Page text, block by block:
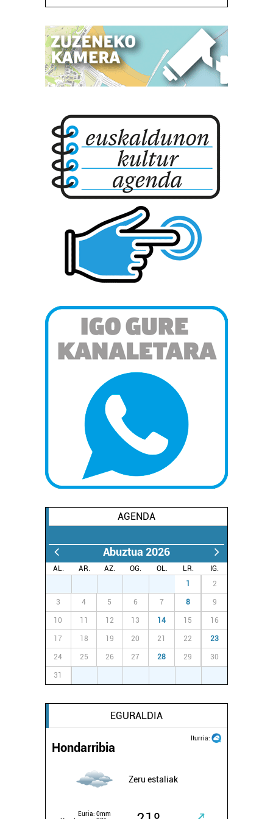
erabiltzen dituen hauta dezakezu.
Bazkide batzuek ez dizute baimenik eskatzen, eta beren
interes komertzial legitimoetan babesten dira. Ikusi gure
bazkideen zerrenda, beren ustez zein helburutarako
dezakezun ikusteko.
Lortu zure datu pertsonalak prozesatzeko moduari
buruzko informazio gehiago eta ezarri zure lehentasunak
datuen atalean. Edozein unetan alda edo ken dezakezu
zure baimena Cookieen adierazpenean.
Webgune honek cookie propioak eta hirugarrenen cookie-
fitxategiak erabiltzen ditu. Zure esperientzia eta
zerbitzuak hobetzeko asmoz, cookie teknologiaz
baliatzen gara. Ohar hau onartuz gero, teknologia hori
erabiltzeko baimen esplizitua ematen diguzu.
AGENDA
Abuztua 2026
AL. AR. AZ. OG. OL. LR.
IG.
1 2
3 4 5 6 7 8 9
10 11 12 13 14 15 16
17 18 19 20 21 22 23
24 25 26 27 28 29 30
31
EGURALDIA
Iturria:
Hondarribia
Zeru estaliak
Euria: 0mm